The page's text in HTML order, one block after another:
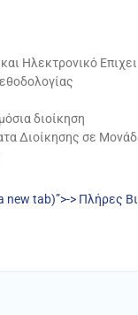
Ηλεκτρονικό
διοίκηση
Διοίκησης σε
tab)”>-> Πλήρες